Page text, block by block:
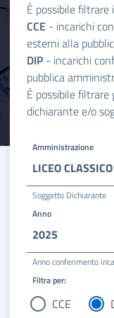
È possibile filtrare
CCE - incarichi
esterni alla
DIP - incarichi
pubblica
È possibile
dichiarante e/o
Amministrazione
LICEO
Soggetto Dichiarante
Anno
2025
Anno conferimento
Filtra per:
CCE